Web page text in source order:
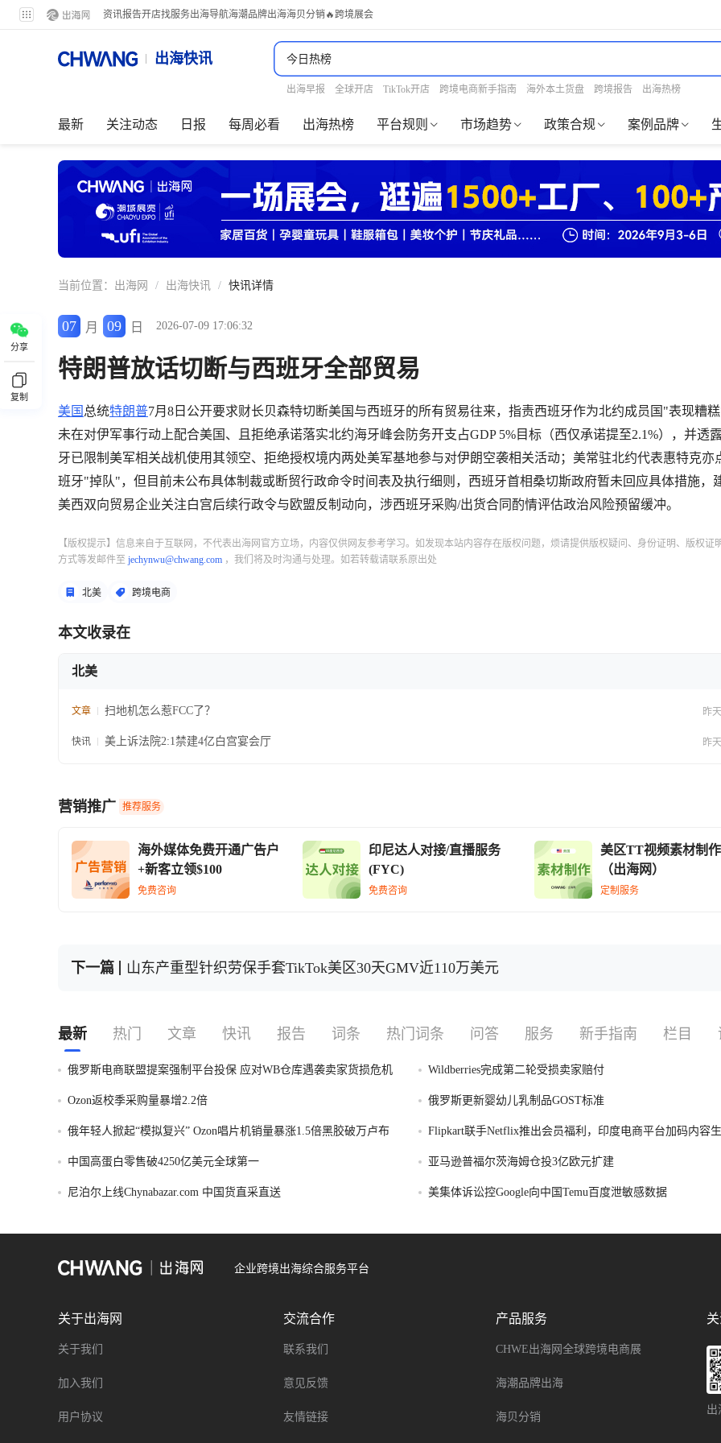
资讯报告开店找服务出海导航海潮品牌出海海贝分销 🔥跨境展会
出海快讯
出海早报 全球开店 TikTok开店 跨境电商新手指南 海外本土货盘 跨境报告 出海热榜
最新 关注动态 日报 每周必看 出海热榜 平台规则 市场趋势 政策合规 案例品牌
当前位置： 出海网 / 出海快讯 / 快讯详情
分享
复制
07 月 09 日 2026-07-09 17:06:32
特朗普放话切断与西班牙全部贸易
美国 总统特朗普7月8日公开要求财长贝森特切断美国与西班牙的所有贸易往来，指责西班牙作为北约成员国"表现
未在对伊军事行动上配合美国、且拒绝承诺落实北约海牙峰会防务开支占GDP 5%目标（西仅承诺提至2.1%），并透
牙已限制美军相关战机使用其领空、拒绝授权境内两处美军基地参与对伊朗空袭相关活动；美常驻北约代表惠特克亦
班牙"掉队"，但目前未公布具体制裁或断贸行政命令时间表及执行细则，西班牙首相桑切斯政府暂未回应具体措施，
美西双向贸易企业关注白宫后续行政令与欧盟反制动向，涉西班牙采购/出货合同酌情评估政治风险预留缓冲。
【版权提示】信息来自于互联网，不代表出海网官方立场，内容仅供网友参考学习。如发现本站内容存在版权问题，烦请提供版权疑问、身份证明、版权证
方式等发邮件至 jechynwu@chwang.com ，我们将及时沟通与处理。如若转载请联系原出处
北美 跨境电商
本文收录在
北美
文章 扫地机怎么惹FCC了？ 昨
快讯 美上诉法院2:1禁建4亿白宫宴会厅 昨
营销推广 推荐服务
海外媒体免费开通广告户
+新客立领$100
免费咨询
印尼达人对接/直播服务
(FYC)
免费咨询
美区TT视频素材制作
（出海网）
定制服务
下一篇 山东产重型针织劳保手套TikTok美区30天GMV近110万美元
最新 热门 文章 快讯 报告 词条 热门词条 问答 服务 新手指南 栏目
俄罗斯电商联盟提案强制平台投保 应对WB仓库遇袭卖家货损危机 Wildberries完成第二轮受损卖家赔付
Ozon返校季采购量暴增2.2倍 俄罗斯更新婴幼儿乳制品GOST标准
俄年轻人掀起“模拟复兴” Ozon唱片机销量暴涨1.5倍黑胶破万卢布 Flipkart联手Netflix推出会员福利，印度电商平台加码内容
中国高蛋白零售破4250亿美元全球第一 亚马逊普福尔茨海姆仓投3亿欧元扩建
尼泊尔上线Chynabazar.com 中国货直采直送 美集体诉讼控Google向中国Temu百度泄敏感数据
企业跨境出海综合服务平台
关于出海网
关于我们
加入我们
用户协议
交流合作
联系我们
意见反馈
友情链接
产品服务
CHWE出海网全球跨境电商展
海潮品牌出海
海贝分销
关
出